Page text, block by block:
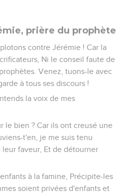
prière du prophète
contre Jérémie ! Car la
Ni le conseil faute de
Venez, tuons-le avec
à tous ses discours !
la voix de mes
le bien ? Car ils ont creusé une
t'en, je me suis tenu
faveur, Et de détourner
à la famine, Précipite-les
soient privées d'enfants et